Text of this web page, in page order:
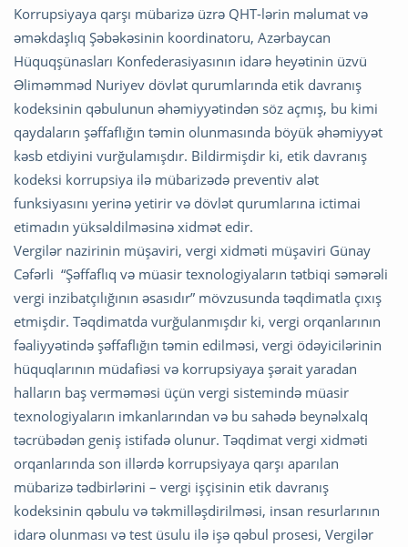
Korrupsiyaya qarşı mübarizə üzrə QHT-lərin məlumat və
əməkdaşlıq Şəbəkəsinin koordinatoru, Azərbaycan
Hüquqşünasları Konfederasiyasının idarə heyətinin üzvü
Əliməmməd Nuriyev dövlət qurumlarında etik davranış
kodeksinin qəbulunun əhəmiyyətindən söz açmış, bu kimi
qaydaların şəffaflığın təmin olunmasında böyük əhəmiyyət
kəsb etdiyini vurğulamışdır. Bildirmişdir ki, etik davranış
kodeksi korrupsiya ilə mübarizədə preventiv alət
funksiyasını yerinə yetirir və dövlət qurumlarına ictimai
etimadın yüksəldilməsinə xidmət edir.
Vergilər nazirinin müşaviri, vergi xidməti müşaviri Günay
Cəfərli “Şəffaflıq və müasir texnologiyaların tətbiqi səmərəli
vergi inzibatçılığının əsasıdır” mövzusunda təqdimatla çıxış
etmişdir. Təqdimatda vurğulanmışdır ki, vergi orqanlarının
fəaliyyətində şəffaflığın təmin edilməsi, vergi ödəyicilərinin
hüquqlarının müdafiəsi və korrupsiyaya şərait yaradan
halların baş verməməsi üçün vergi sistemində müasir
texnologiyaların imkanlarından və bu sahədə beynəlxalq
təcrübədən geniş istifadə olunur. Təqdimat vergi xidməti
orqanlarında son illərdə korrupsiyaya qarşı aparılan
mübarizə tədbirlərini – vergi işçisinin etik davranış
kodeksinin qəbulu və təkmilləşdirilməsi, insan resurlarının
idarə olunması və test üsulu ilə işə qəbul prosesi, Vergilər